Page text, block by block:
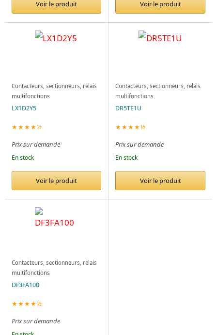
Voir le produit Voir le produit
Contacteurs, sectionneurs, relais
multifonctions
LX1D2Y5
★★★★½
Prix sur demande
En stock
Voir le produit
Contacteurs, sectionneurs, relais
multifonctions
DR5TE1U
★★★★½
Prix sur demande
En stock
Voir le produit
Contacteurs, sectionneurs, relais
multifonctions
DF3FA100
★★★★½
Prix sur demande